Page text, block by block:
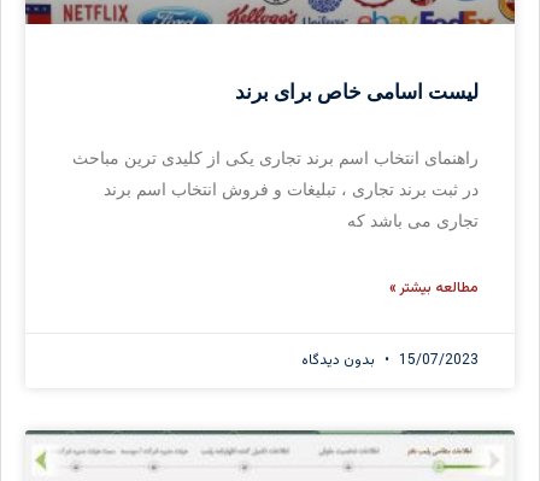
لیست اسامی خاص برای برند
راهنمای انتخاب اسم برند تجاری یکی از کلیدی ترین مباحث
در ثبت برند تجاری ، تبلیغات و فروش انتخاب اسم برند
تجاری می باشد که
مطالعه بیشتر »
15/07/2023 بدون دیدگاه